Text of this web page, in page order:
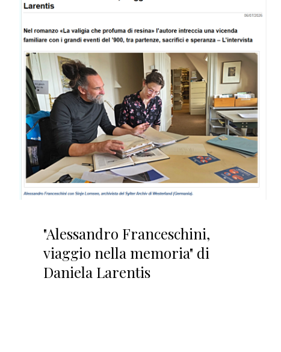
"Alessandro Franceschini,
viaggio nella memoria" di
Daniela Larentis